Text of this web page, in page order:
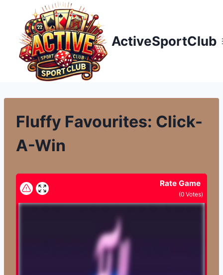
obsah
ActiveSportClub
Fluffy Favourites: Click-
A-Win
Rate Game
(0 Votes)